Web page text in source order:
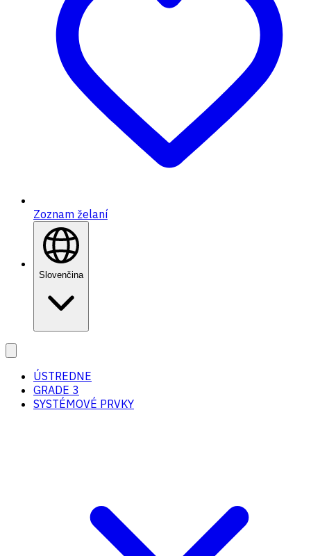
Zoznam želaní
Slovenčina
ÚSTREDNE
GRADE 3
SYSTÉMOVÉ PRVKY